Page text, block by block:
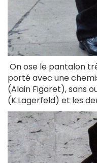
On ose le pantalon
porté avec une
(Alain Figaret), sans
(K.Lagerfeld) et les